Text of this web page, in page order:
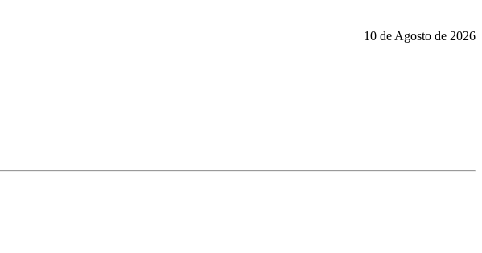
10 de Agosto de 2026